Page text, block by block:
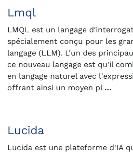
Lmql
LMQL est un langage
spécialement conçu pour les
langage (LLM). L'un des
ce nouveau langage est qu'il
en langage naturel avec
offrant ainsi un moyen pl ...
Lucida
Lucida est une plateforme d'IA